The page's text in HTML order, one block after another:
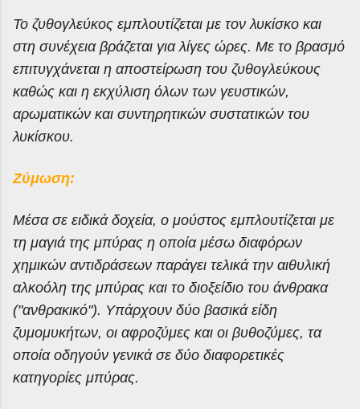
Το ζυθογλεύκος εμπλουτίζεται με τον λυκίσκο και
στη συνέχεια βράζεται για λίγες ώρες. Με το βρασμό
επιτυγχάνεται η αποστείρωση του ζυθογλεύκους
καθώς και η εκχύλιση όλων των γευστικών,
αρωματικών και συντηρητικών συστατικών του
λυκίσκου.
Ζύμωση:
Μέσα σε ειδικά δοχεία, ο μούστος εμπλουτίζεται με
τη μαγιά της μπύρας η οποία μέσω διαφόρων
χημικών αντιδράσεων παράγει τελικά την αιθυλική
αλκοόλη της μπύρας και το διοξείδιο του άνθρακα
("ανθρακικό"). Υπάρχουν δύο βασικά είδη
ζυμομυκήτων, οι αφροζύμες και οι βυθοζύμες, τα
οποία οδηγούν γενικά σε δύο διαφορετικές
κατηγορίες μπύρας.